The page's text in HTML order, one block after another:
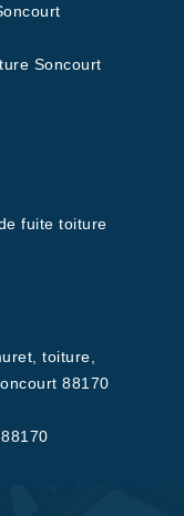
Soncourt
fuite toiture
toiture,
88170